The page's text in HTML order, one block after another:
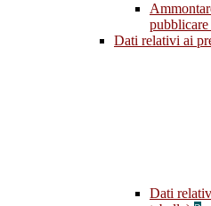
Dati relativi ai
Dati